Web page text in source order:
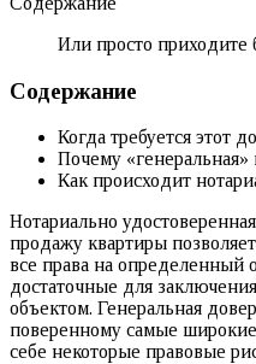
Или просто приходите
Содержание
Когда требуется этот
Почему «генеральная»
Как происходит
Нотариально
продажу квартиры
все права на определенный
достаточные для
объектом. Генеральная
поверенному самые широкие
себе некоторые правовые